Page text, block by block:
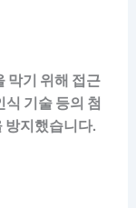
막기 위해 접근
기술 등의 첨
방지했습니다.